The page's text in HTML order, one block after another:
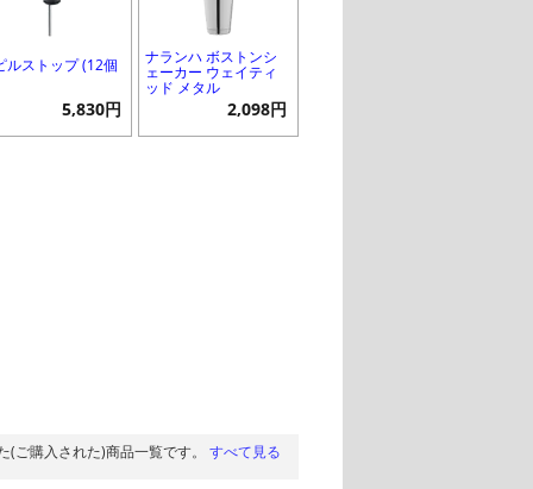
ルストップ (12個
5,830円
ナランハ ボストンシ
ェーカー ウェイティ
ッド メタル
2,098円
(ご購入された)商品一覧です。 すべて見る